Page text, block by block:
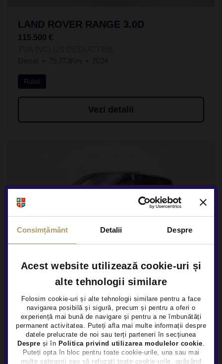
Consimțământ Detalii Despre
Acest website utilizează cookie-uri și
alte tehnologii similare
Folosim cookie-uri și alte tehnologii similare pentru a face
navigarea posibilă și sigură, precum și pentru a oferi o
experiență mai bună de navigare și pentru a ne îmbunătăți
permanent activitatea. Puteți afla mai multe informații despre
datele prelucrate de noi sau terți parteneri în secțiunea
Despre și în Politica privind utilizarea modulelor cookie.
Puteți opta în bloc pentru toate cookie-urile, una sau mai
multe categorii sau să refuzați toate cookie-urile, apăsând
LAND ROVER RANGE 3.0D
115.500 €
Rulat
Vezi detalii
LAND ROVER RANGE SPORT
59.900 €
TVA INCLUS NEDEDUCTIBIL
Benzina
40.475Km 2020
×